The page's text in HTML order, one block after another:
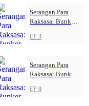
Serangan Para
Raksasa: Bunker
EP 3
Serangan Para
Raksasa: Bunker
EP 9